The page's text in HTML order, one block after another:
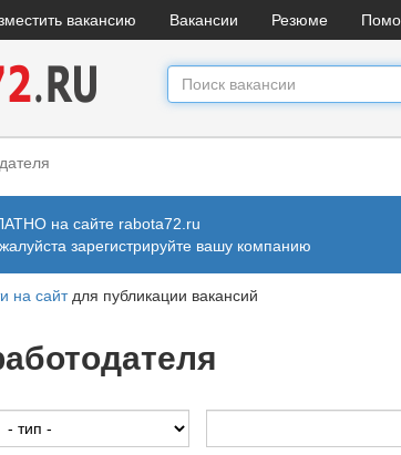
вакансию Вакансии Резюме
на сайте rabota72.ru
зарегистрируйте вашу компанию
на сайтдля публикации вакансий